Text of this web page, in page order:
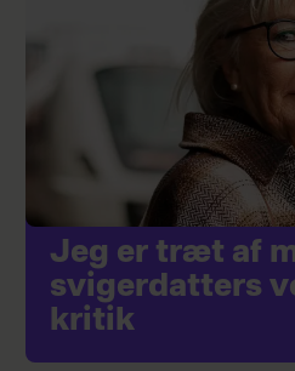
Jeg er træt af
svigerdatters
kritik